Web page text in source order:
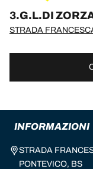
3.G.L.DI
INFORMAZIONI
STRADA
PONTEVICO, BS